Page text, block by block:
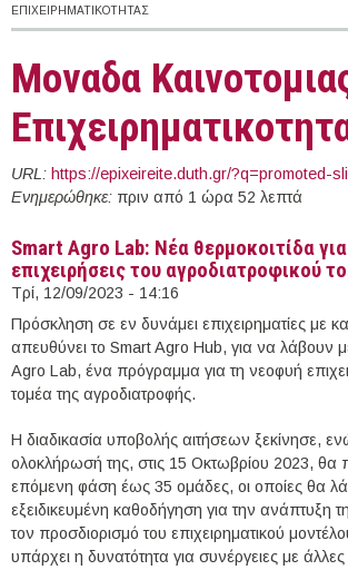
ΕΠΙΧΕΙΡΗΜΑΤΙΚΟΤΗΤΑΣ
Μοναδα
URL: https://epixeireite.duth.gr/?q=promoted-
Ενημερώθηκε: πριν από 1 ώρα 52 λεπτά
Smart Agro Lab: Νέα θερμοκοιτίδα
επιχειρήσεις του αγροδιατροφικού
Τρί, 12/09/2023 - 14:16
Πρόσκληση σε εν δυνάμει επιχειρηματίες με
απευθύνει το Smart Agro Hub, για να λάβουν
Agro Lab, ένα πρόγραμμα για τη νεοφυή
τομέα της αγροδιατροφής.
Η διαδικασία υποβολής αιτήσεων ξεκίνησε,
ολοκλήρωσή της, στις 15 Οκτωβρίου 2023, θα
επόμενη φάση έως 35 ομάδες, οι οποίες θα
εξειδικευμένη καθοδήγηση για την ανάπτυξη
τον προσδιορισμό του επιχειρηματικού
υπάρχει η δυνατότητα για συνέργειες με